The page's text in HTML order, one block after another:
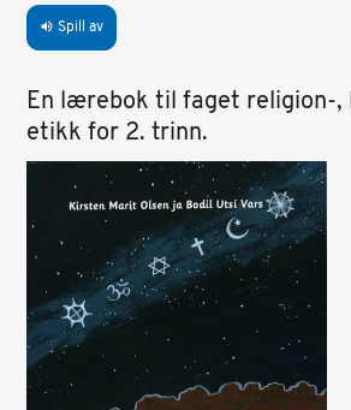
volume_up Spill av
En lærebok til faget religion-,
etikk for 2. trinn.